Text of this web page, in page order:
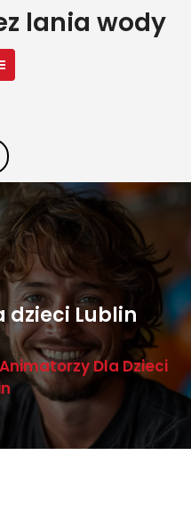
lania wody
dzieci Lublin
Animatorzy Dla Dzieci